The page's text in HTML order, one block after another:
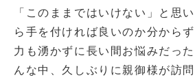
「このままではいけない」と思
ら手を付ければ良いのか分から
力も湧かずに長い間お悩みだっ
んな中、久しぶりに親御様が訪